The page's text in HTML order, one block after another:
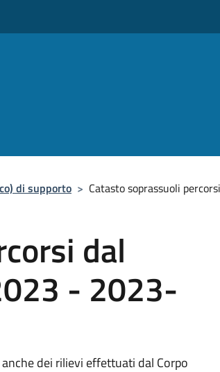
di supporto > Catasto soprassuoli
dal
- 2023-
dei rilievi effettuati dal Corpo